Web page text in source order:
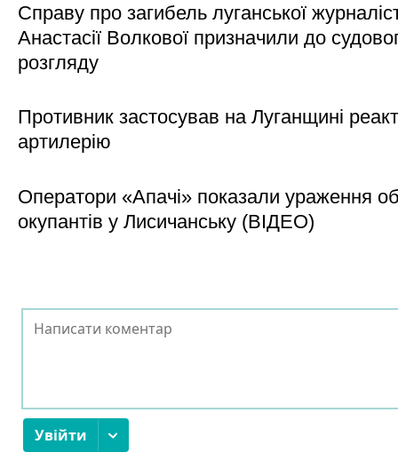
Справу про загибель луганської
Анастасії Волкової призначили до
розгляду
Противник застосував на Луганщині
артилерію
Оператори «Апачі» показали ураження
окупантів у Лисичанську (ВІДЕО)